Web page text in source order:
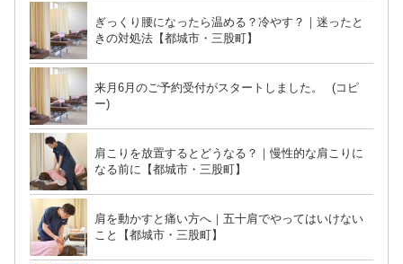
ぎっくり腰になったら温める？冷やす？｜迷ったと
きの対処法【都城市・三股町】
来月6月のご予約受付がスタートしました。 (コピ
ー)
肩こりを放置するとどうなる？｜慢性的な肩こりに
なる前に【都城市・三股町】
肩を動かすと痛い方へ｜五十肩でやってはいけない
こと【都城市・三股町】